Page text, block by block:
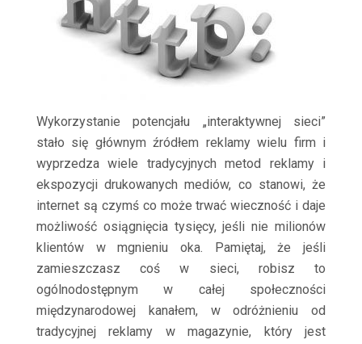
Wykorzystanie potencjału „interaktywnej sieci”
stało się głównym źródłem reklamy wielu firm i
wyprzedza wiele tradycyjnych metod reklamy i
ekspozycji drukowanych mediów, co stanowi, że
internet są czymś co może trwać wieczność i daje
możliwość osiągnięcia tysięcy, jeśli nie milionów
klientów w mgnieniu oka. Pamiętaj, że jeśli
zamieszczasz coś w sieci, robisz to
ogólnodostępnym w całej społeczności
międzynarodowej kanałem, w odróżnieniu od
tradycyjnej reklamy w magazynie, który jest